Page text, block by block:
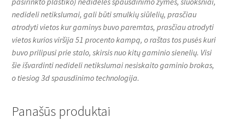
nedideli netikslumai, gali būti smulkių siūlelių, prasčiau
atrodyti vietos kur gaminys buvo paremtas, prasčiau atrodyti
vietos kurios viršija 51 procento kampą, o raštas tos pusės kuri
buvo prilipusi prie stalo, skirsis nuo kitų gaminio sienelių. Visi
šie išvardinti nedideli netikslumai nesiskaito gaminio brokas,
o tiesiog 3d spausdinimo technologija.
Panašūs produktai